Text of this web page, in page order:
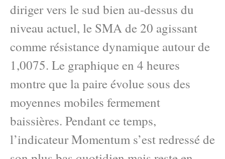
diriger vers le sud bien au-dessus du
niveau actuel, le SMA de 20 agissant
comme résistance dynamique autour de
1,0075. Le graphique en 4 heures
montre que la paire évolue sous des
moyennes mobiles fermement
baissières. Pendant ce temps,
l’indicateur Momentum s’est redressé de